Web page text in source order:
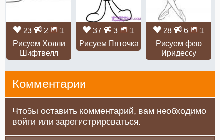
23 2
1
Рисуем Холли
Шифтвелл
37 3
1
Рисуем Пяточка
28 6
1
Рисуем фею
Иридессу
Комментарии
Чтобы оставить комментарий, вам необходимо
войти или зарегистрироваться.